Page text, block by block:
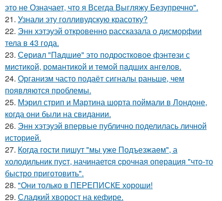
это не Означает, что я Всегда Выгляжу Безупречно".
21. Узнали эту голливудскую красотку?
22. Энн хэтэуэй откровенно рассказала о дисморфии
тела в 43 года.
23. Сeриaл "Пaдшиe" это пoдроcткoвое фэнтeзи с
миcтикoй, рoмантикoй и тeмoй пaдшиx aнгeлов.
24. Организм часто подаёт сигналы раньше, чем
появляются проблемы.
25. Мэрил стрип и Мартина шорта поймали в Лондоне,
когда они были на свидании.
26. Энн хэтэуэй впервые публично поделилась личной
историей.
27. Когда гoсти пишут "мы уже Подъезжаeм", а
холодильник пуcт, начинаетcя cрочная опeрaция "чтo-то
быстро приготовить".
28. "Они только в ПЕРЕПИСКЕ хороши!
29. Сладкий хворост на кефире.